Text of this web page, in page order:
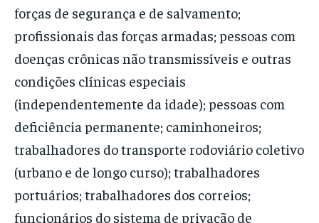
forças de segurança e de salvamento;
profissionais das forças armadas; pessoas com
doenças crônicas não transmissíveis e outras
condições clínicas especiais
(independentemente da idade); pessoas com
deficiência permanente; caminhoneiros;
trabalhadores do transporte rodoviário coletivo
(urbano e de longo curso); trabalhadores
portuários; trabalhadores dos correios;
funcionários do sistema de privação de